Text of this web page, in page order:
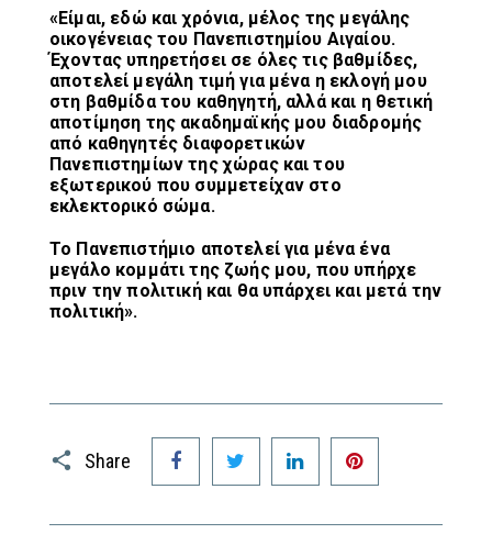
«Είμαι, εδώ και χρόνια, μέλος της μεγάλης
οικογένειας του Πανεπιστημίου Αιγαίου.
Έχοντας υπηρετήσει σε όλες τις βαθμίδες,
αποτελεί μεγάλη τιμή για μένα η εκλογή μου
στη βαθμίδα του καθηγητή, αλλά και η θετική
αποτίμηση της ακαδημαϊκής μου διαδρομής
από καθηγητές διαφορετικών
Πανεπιστημίων της χώρας και του
εξωτερικού που συμμετείχαν στο
εκλεκτορικό σώμα.
Το Πανεπιστήμιο αποτελεί για μένα ένα
μεγάλο κομμάτι της ζωής μου, που υπήρχε
πριν την πολιτική και θα υπάρχει και μετά την
πολιτική».
Share
Facebook Twitter LinkedIn